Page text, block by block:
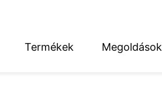
Termékek Megoldások